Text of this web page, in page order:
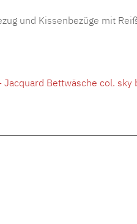
und Kissenbezüge mit
Jacquard Bettwäsche col. sky